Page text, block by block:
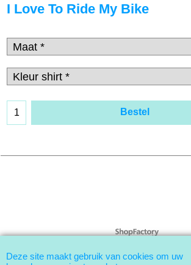
I Love To Ride My Bike
Bestel
Webwinkel gemaakt met
ShopFactory webwinkel
Deze site maakt gebruik van cookies om uw